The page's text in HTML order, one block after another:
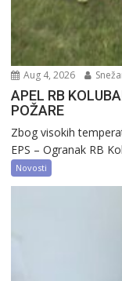
Aug 4, 2026
APEL RB
POŽARE
Zbog visokih
EPS – Ogranak RB
Novosti